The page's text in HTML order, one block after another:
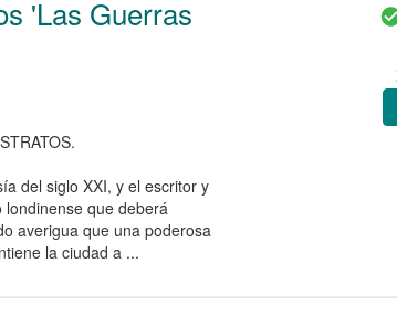
'Las Guerras
del siglo XXI, y el escritor y
que deberá
averigua que una poderosa
la ciudad a ...